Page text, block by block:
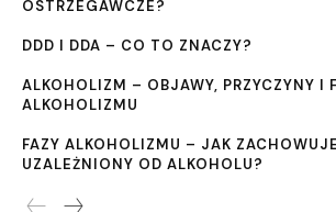
OSTRZEGAWCZE?
DDD I DDA – CO TO ZNACZY?
ALKOHOLIZM – OBJAWY, PRZYCZYNY I
ALKOHOLIZMU
FAZY ALKOHOLIZMU – JAK
UZALEŻNIONY OD ALKOHOLU?